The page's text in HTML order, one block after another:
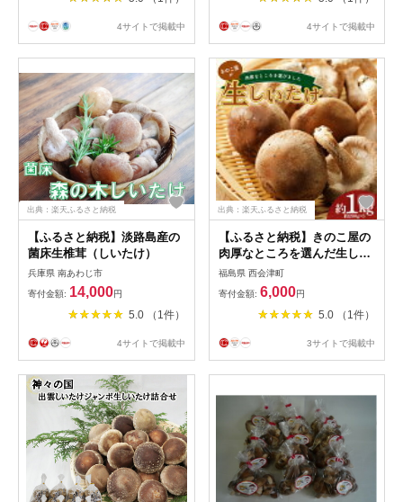
4サイトで掲載中 4サイトで掲載中
出典：楽天ふるさと納税
【ふるさと納税】淡路島産の
菌床生椎茸（しいたけ）
兵庫県 南あわじ市
寄付金額: 14,000円
5.0 （1件）
4サイトで掲載中
出典：楽天ふるさと納税
【ふるさと納税】きのこ屋の
肉厚なところを選んだ生しい
たけ 約1kg(約200g×5パック)
生しいたけ 椎茸 シイタケ し
いたけ 会津産 生 きのこ 食品
F4D-0702
福島県 西会津町
寄付金額: 6,000円
5.0 （1件）
3サイトで掲載中